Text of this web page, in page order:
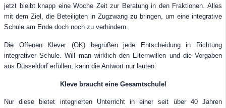
jetzt bleibt knapp eine Woche Zeit zur Beratung in den Fraktionen. Alles
mit dem Ziel, die Beteiligten in Zugzwang zu bringen, um eine integrative
Schule am Ende doch noch zu verhindern.
Die Offenen Klever (OK) begrüßen jede Entscheidung in Richtung
integrativer Schule. Will man wirklich den Elternwillen und die Vorgaben
aus Düsseldorf erfüllen, kann die Antwort nur lauten:
Kleve braucht eine Gesamtschule!
Nur diese bietet integrierten Unterricht in einer seit über 40 Jahren